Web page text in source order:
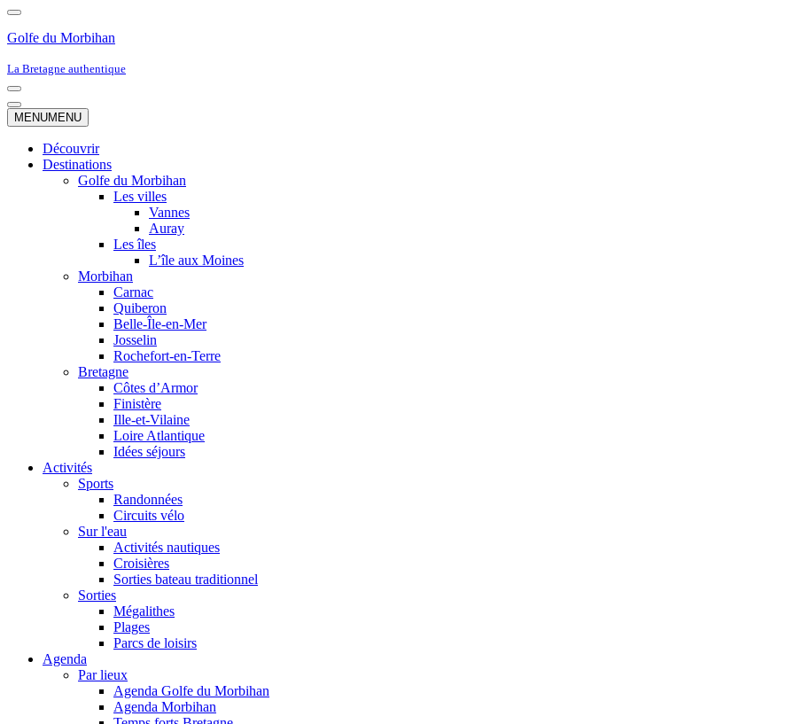
Golfe du Morbihan
La Bretagne authentique
Menu
de
navigation
Menu
de
MENUMENU
Découvrir
Destinations
Golfe du Morbihan
Les villes
Vannes
Auray
Les îles
L’île aux Moines
Morbihan
Carnac
Quiberon
Belle-Île-en-Mer
Josselin
Rochefort-en-Terre
Bretagne
Côtes d’Armor
Finistère
Ille-et-Vilaine
Loire Atlantique
Idées séjours
Activités
Sports
Randonnées
Circuits vélo
Sur l'eau
Activités nautiques
Croisières
Sorties bateau traditionnel
Sorties
Mégalithes
Plages
Parcs de loisirs
Agenda
Par lieux
Agenda Golfe du Morbihan
Agenda Morbihan